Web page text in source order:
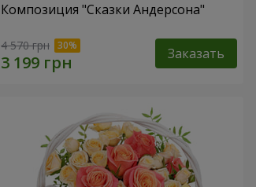
Композиция "Сказки Андерсона"
4 570 грн Заказать